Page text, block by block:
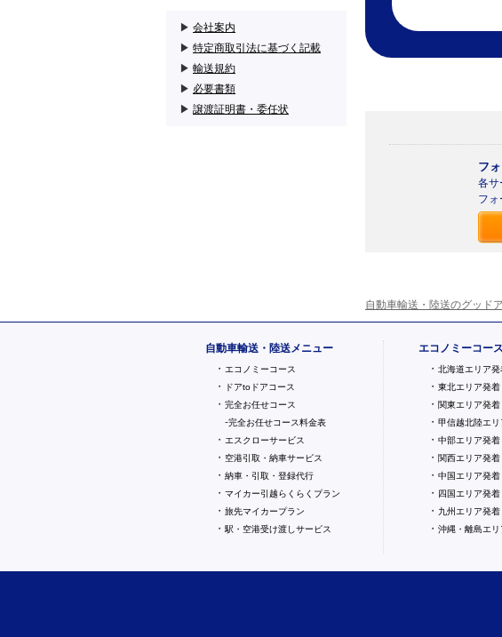
フ
各サ
フォ
自動車輸送・陸送のグッド
▶ 会社案内
▶ 特定商取引法に基づく記載
▶ 輸送規約
▶ 必要書類
▶ 譲渡証明書・委任状
自動車輸送・陸送メニュー
・ エコノミーコース
・ ドアtoドアコース
・ 完全お任せコース
-完全お任せコース料金表
・ エスクローサービス
・ 空港引取・納車サービス
・ 納車・引取・登録代行
・ マイカー引越らくらくプラン
・ 旅先マイカープラン
・駅・空港受け渡しサービス
エコノミーコー
・ 北海道エリア発
・ 東北エリア発着
・ 関東エリア発着
・ 甲信越北陸エリ
・ 中部エリア発着
・ 関西エリア発着
・ 中国エリア発着
・ 四国エリア発着
・ 九州エリア発着
・ 沖縄・離島エリ